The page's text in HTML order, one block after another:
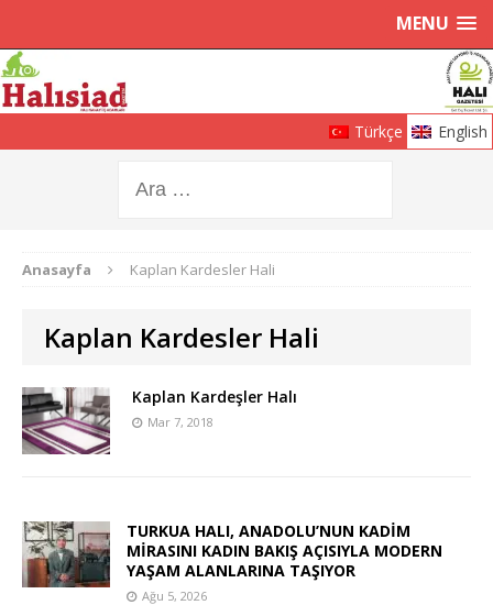
MENU
Türkçe English
Anasayfa Kaplan Kardesler Hali
Kaplan Kardesler Hali
Kaplan Kardeşler Halı
Mar 7, 2018
TURKUA HALI, ANADOLU’NUN KADİM
MİRASINI KADIN BAKIŞ AÇISIYLA MODERN
YAŞAM ALANLARINA TAŞIYOR
Ağu 5, 2026